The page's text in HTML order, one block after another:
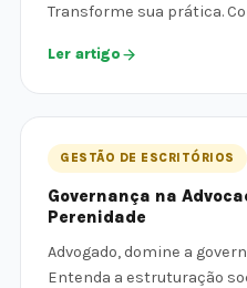
Transforme sua prática.
Ler artigo
GESTÃO DE ESCRITÓRIOS
Governança na
Perenidade
Advogado, domine a
Entenda a estruturação